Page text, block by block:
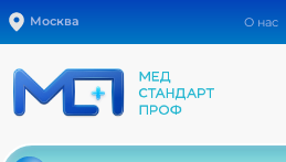
Москва О нас